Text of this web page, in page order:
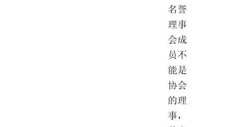
名誉
理事
会成
员不
能是
协会
的理
事，